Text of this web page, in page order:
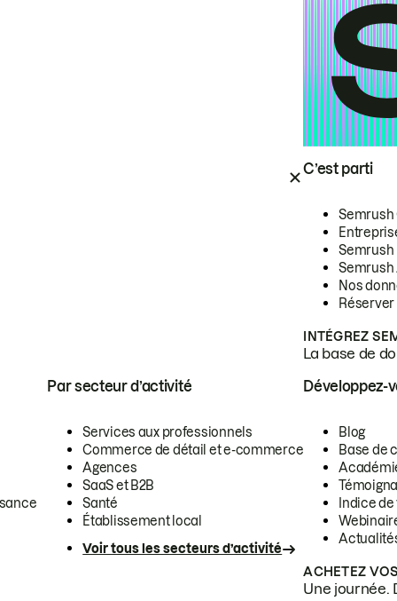
C’est parti
Semrush
Semrush
Semrush
Nos
INTÉGREZ
La base de
Par secteur d’activité
Services aux professionnels
Commerce de détail et e-commerce
Agences
SaaS et B2B
Santé
Établissement local
Voir tous les secteurs d’activité
Développez-
Blog
Base de
Indice
ACHETEZ
Une journée.